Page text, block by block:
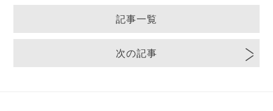
記事一覧
次の記事